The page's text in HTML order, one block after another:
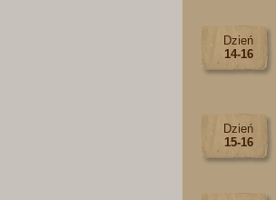
Dzień
14-16
Dzień
15-16